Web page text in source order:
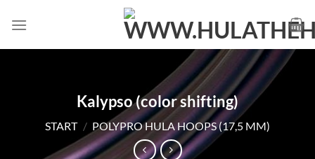
Inhalt
Kalypso (color shifting)
START / POLYPRO HULA HOOPS (17,5 MM)